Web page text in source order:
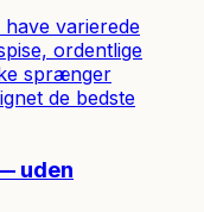
have varierede
ordentlige
sprænger
de bedste
uden